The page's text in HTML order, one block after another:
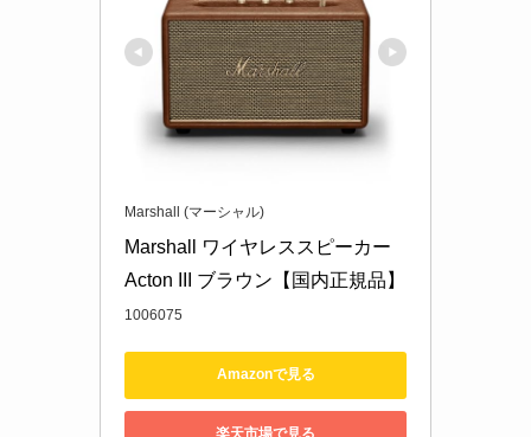
Marshall (マーシャル)
Marshall ワイヤレススピーカー
Acton III ブラウン【国内正規品】
1006075
Amazonで見る